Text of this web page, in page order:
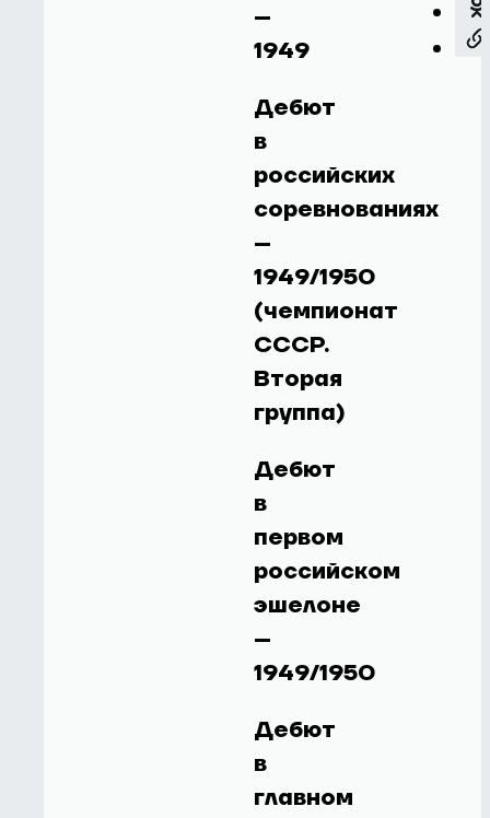
–
1949
Дебют
в
российских
соревнованиях
–
1949/1950
(чемпионат
СССР.
Вторая
группа)
Дебют
в
первом
российском
эшелоне
–
1949/1950
Дебют
в
главном